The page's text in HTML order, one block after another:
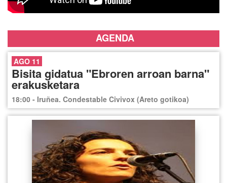
AGENDA
AGO 11
Bisita gidatua "Ebroren arroan barna"
erakusketara
18:00 - Iruñea. Condestable Civivox (Areto gotikoa)